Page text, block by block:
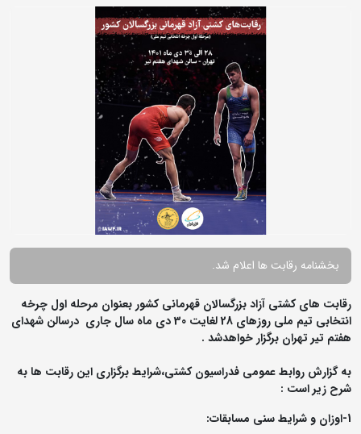
بخشنامه رقابت ها اعلام شد.
رقابت های کشتی آزاد بزرگسالان قهرمانی کشور بعنوان مرحله اول چرخه
انتخابی تیم ملی روزهای 28 لغایت 30 دی ماه سال جاری درسالن شهدای
هفتم تیر تهران برگزار خواهدشد .
به گزارش روابط عمومی فدراسیون کشتی،شرایط برگزاری این رقابت ها به
شرح زیر است :
1-اوزان و شرایط سنی مسابقات: